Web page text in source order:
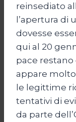
reinsediato
l’apertura di
dovesse
qui al 20
pace
appare
le legittime
tentativi di
da parte